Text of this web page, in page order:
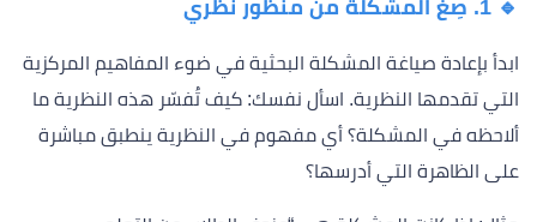
🔹 1. صِغْ المشكلة من منظور نظري
ابدأ بإعادة صياغة المشكلة البحثية في ضوء المفاهيم المركزية
التي تقدمها النظرية. اسأل نفسك: كيف تُفسّر هذه النظرية ما
ألاحظه في المشكلة؟ أي مفهوم في النظرية ينطبق مباشرة
على الظاهرة التي أدرسها؟